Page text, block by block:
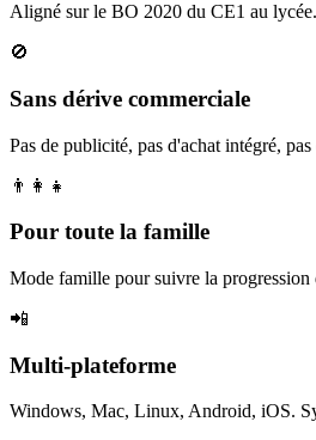
Aligné sur le BO 2020 du CE1 au
🚫
Sans dérive commerciale
Pas de publicité, pas d'achat intégré,
👨‍👩‍👧
Pour toute la famille
Mode famille pour suivre la progression
📲
Multi-plateforme
Windows, Mac, Linux, Android, iOS.